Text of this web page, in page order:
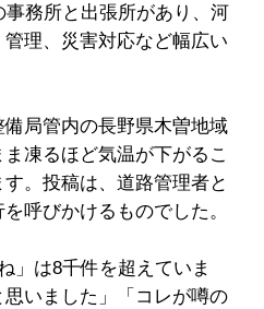
務所と出張所があり、河
理、災害対応など幅広い
局管内の長野県木曽地域
凍るほど気温が下がるこ
。投稿は、道路管理者と
呼びかけるものでした。
」は8千件を超えていま
いました」「コレが噂の